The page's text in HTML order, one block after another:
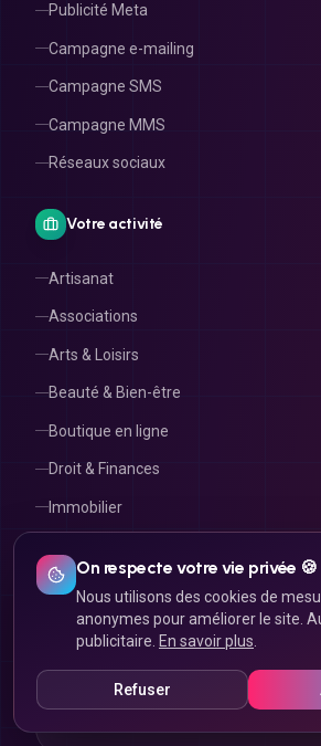
Publicité Meta
Campagne e-mailing
Campagne SMS
Campagne MMS
Réseaux sociaux
Votre activité
Artisanat
Associations
Arts & Loisirs
Beauté & Bien-être
Boutique en ligne
Droit & Finances
Immobilier
RECONNUS &
Ils nous font
On respecte votre vie privée 🍪
Nous utilisons des cookies de
anonymes pour améliorer le site.
publicitaire. En savoir plus
Refuser